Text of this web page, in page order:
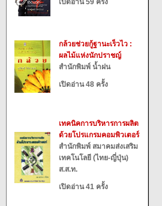
เปิดอ่าน 59 ครั้ง
กล้วยช่วยกู้ฐานะเร็วไว :
ผลไม้แห่งนักปราชญ์
สำนักพิมพ์ น้ำฝน
เปิดอ่าน 48 ครั้ง
เทคนิคการบริหารการผลิต
ด้วยโปรแกรมคอมพิวเตอร์
สำนักพิมพ์ สมาคมส่งเสริม
เทคโนโลยี (ไทย-ญี่ปุ่น)
ส.ส.ท.
เปิดอ่าน 41 ครั้ง